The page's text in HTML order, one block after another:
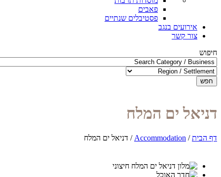
פאבים
פסטיבלים שנתיים
אירועים בנגב
צור קשר
חיפוש
חפש
דניאל ים המלח
דף הבית/
Accommodation
/ דניאל ים המלח